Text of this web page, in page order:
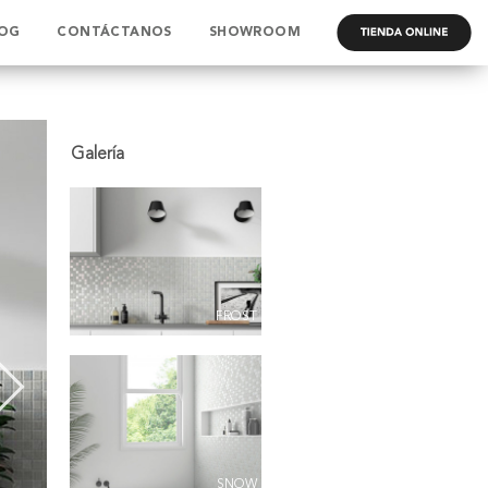
CONTÁCTANOS SHOWROOM .
FROST
SNOW